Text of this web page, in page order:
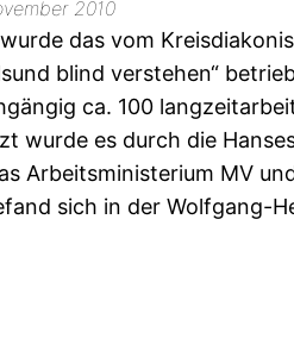
2010
das vom
blind verstehen“
ca. 100
wurde es durch die
Arbeitsministerium MV
sich in der Wolfgang-